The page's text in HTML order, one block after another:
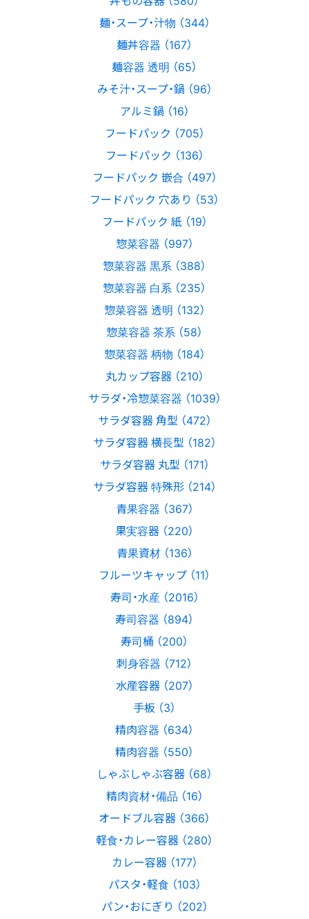
麺・スープ・汁物 （344）
麺丼容器 （167）
麺容器 透明 （65）
みそ汁・スープ・鍋 （96）
アルミ鍋 （16）
フードパック （705）
フードパック （136）
フードパック 嵌合 （497）
フードパック 穴あり （53）
フードパック 紙 （19）
惣菜容器 （997）
惣菜容器 黒系 （388）
惣菜容器 白系 （235）
惣菜容器 透明 （132）
惣菜容器 茶系 （58）
惣菜容器 柄物 （184）
丸カップ容器 （210）
サラダ・冷惣菜容器 （1039）
サラダ容器 角型 （472）
サラダ容器 横長型 （182）
サラダ容器 丸型 （171）
サラダ容器 特殊形 （214）
青果容器 （367）
果実容器 （220）
青果資材 （136）
フルーツキャップ （11）
寿司・水産 （2016）
寿司容器 （894）
寿司桶 （200）
刺身容器 （712）
水産容器 （207）
手板 （3）
精肉容器 （634）
精肉容器 （550）
しゃぶしゃぶ容器 （68）
精肉資材・備品 （16）
オードブル容器 （366）
軽食・カレー容器 （280）
カレー容器 （177）
パスタ・軽食 （103）
パン・おにぎり （202）